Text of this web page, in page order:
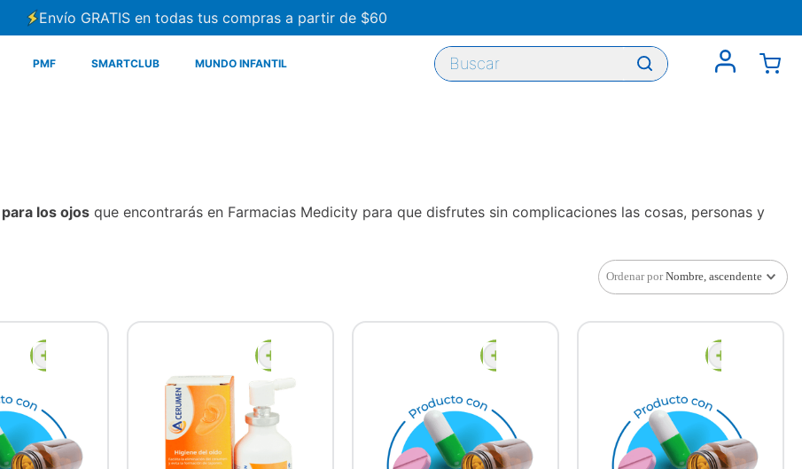
Envío GRATIS en todas tus compras a partir de $60
PMF SMARTCLUB MUNDO INFANTIL
Buscar
los ojos que encontrarás en Farmacias Medicity para que disfrutes sin complicaciones las cosas, personas y
Ordenar por Nombre, ascendente